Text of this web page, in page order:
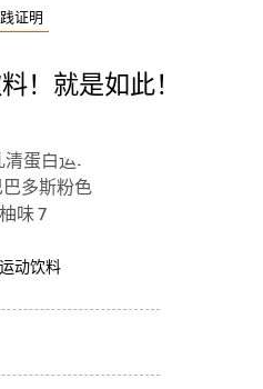
证明
！就是如此！
动饮料